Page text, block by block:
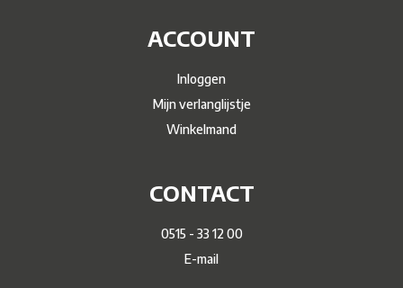
ACCOUNT
Inloggen
Mijn verlanglijstje
Winkelmand
CONTACT
0515 - 33 12 00
E-mail